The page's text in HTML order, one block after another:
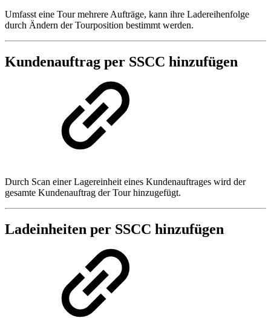
Umfasst eine Tour mehrere Aufträge, kann ihre Ladereihenfolge
durch Ändern der Tourposition bestimmt werden.
Kundenauftrag per SSCC hinzufügen
Durch Scan einer Lagereinheit eines Kundenauftrages wird der
gesamte Kundenauftrag der Tour hinzugefügt.
Ladeinheiten per SSCC hinzufügen